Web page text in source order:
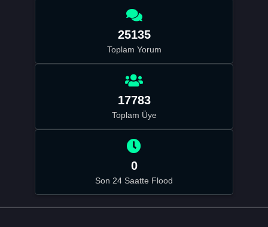
25135
Toplam Yorum
17783
Toplam Üye
0
Son 24 Saatte Flood